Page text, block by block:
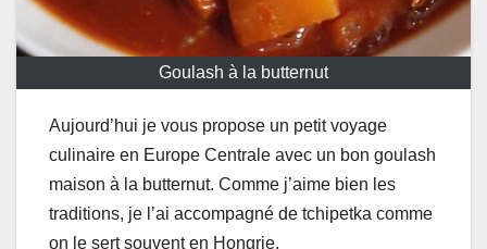
Goulash à la butternut
Aujourd’hui je vous propose un petit voyage
culinaire en Europe Centrale avec un bon goulash
maison à la butternut. Comme j’aime bien les
traditions, je l’ai accompagné de tchipetka comme
on le sert souvent en Hongrie.